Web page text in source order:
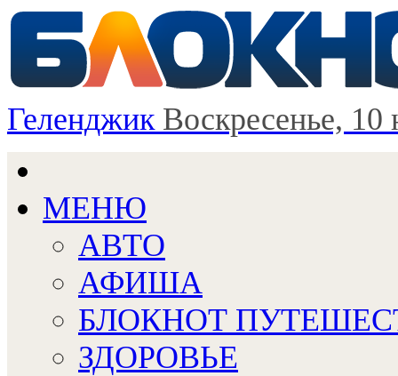
Геленджик Воскресенье, 10
МЕНЮ
АВТО
АФИША
БЛОКНОТ
ЗДОРОВЬЕ